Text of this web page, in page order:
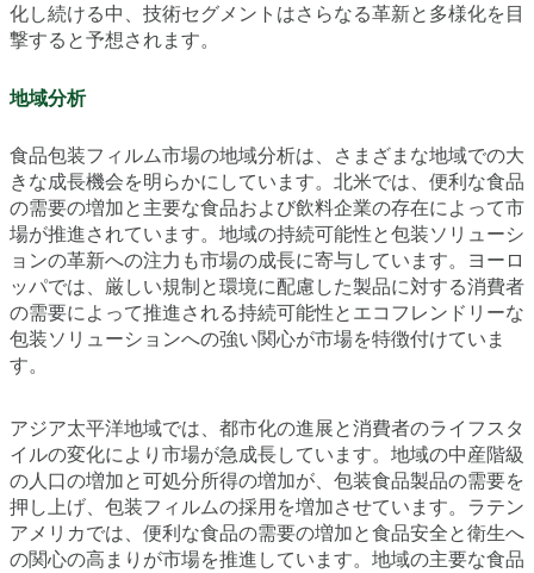
化し続ける中、技術セグメントはさらなる革新と多様化を目
撃すると予想されます。
地域分析
食品包装フィルム市場の地域分析は、さまざまな地域での大
きな成長機会を明らかにしています。北米では、便利な食品
の需要の増加と主要な食品および飲料企業の存在によって市
場が推進されています。地域の持続可能性と包装ソリューシ
ョンの革新への注力も市場の成長に寄与しています。ヨーロ
ッパでは、厳しい規制と環境に配慮した製品に対する消費者
の需要によって推進される持続可能性とエコフレンドリーな
包装ソリューションへの強い関心が市場を特徴付けていま
す。
アジア太平洋地域では、都市化の進展と消費者のライフスタ
イルの変化により市場が急成長しています。地域の中産階級
の人口の増加と可処分所得の増加が、包装食品製品の需要を
押し上げ、包装フィルムの採用を増加させています。ラテン
アメリカでは、便利な食品の需要の増加と食品安全と衛生へ
の関心の高まりが市場を推進しています。地域の主要な食品